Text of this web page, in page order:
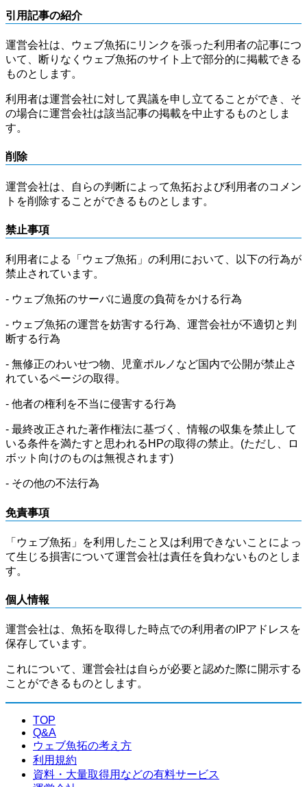
引用記事の紹介
運営会社は、ウェブ魚拓にリンクを張った利用者の記事につ
いて、断りなくウェブ魚拓のサイト上で部分的に掲載できる
ものとします。
利用者は運営会社に対して異議を申し立てることができ、そ
の場合に運営会社は該当記事の掲載を中止するものとしま
す。
削除
運営会社は、自らの判断によって魚拓および利用者のコメン
トを削除することができるものとします。
禁止事項
利用者による「ウェブ魚拓」の利用において、以下の行為が
禁止されています。
- ウェブ魚拓のサーバに過度の負荷をかける行為
- ウェブ魚拓の運営を妨害する行為、運営会社が不適切と判
断する行為
- 無修正のわいせつ物、児童ポルノなど国内で公開が禁止さ
れているページの取得。
- 他者の権利を不当に侵害する行為
- 最終改正された著作権法に基づく、情報の収集を禁止して
いる条件を満たすと思われるHPの取得の禁止。(ただし、ロ
ボット向けのものは無視されます)
- その他の不法行為
免責事項
「ウェブ魚拓」を利用したこと又は利用できないことによっ
て生じる損害について運営会社は責任を負わないものとしま
す。
個人情報
運営会社は、魚拓を取得した時点での利用者のIPアドレスを
保存しています。
これについて、運営会社は自らが必要と認めた際に開示する
ことができるものとします。
TOP
Q&A
ウェブ魚拓の考え方
利用規約
資料・大量取得用などの有料サービス